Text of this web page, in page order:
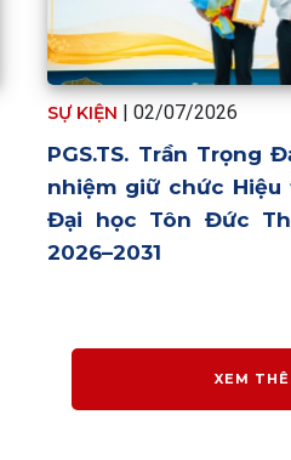
SỰ KIỆN | 02/07/2026
PGS.TS. Trần Trọng
nhiệm giữ chức Hiệu
Đại học Tôn Đức
2026–2031
XEM